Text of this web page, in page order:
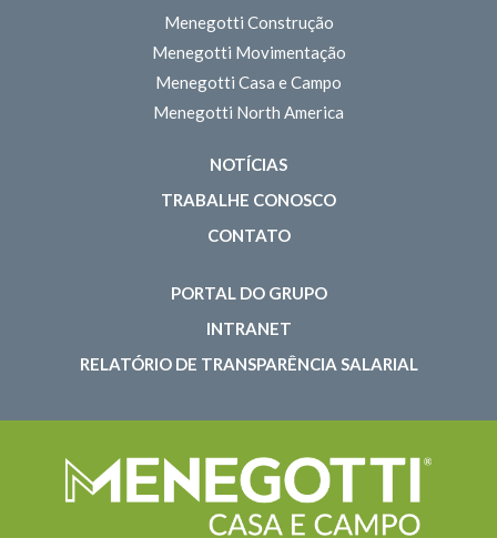
Menegotti Construção
Menegotti Movimentação
Menegotti Casa e Campo
Menegotti North America
NOTÍCIAS
TRABALHE CONOSCO
CONTATO
PORTAL DO GRUPO
INTRANET
RELATÓRIO DE TRANSPARÊNCIA SALARIAL